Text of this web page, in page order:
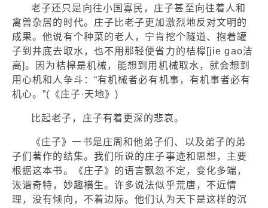
老子还只是向往小国寡民，庄子甚至向往着人和
禽兽杂居的时代。庄子比老子更加激烈地反对文明的
成果。他说有个种菜的老人，宁肯挖个隧道、抱着罐
子到井底去取水，也不用那轻便省力的桔槔[jie gao洁
高]。因为桔槔是机械，能想到用机械取水，就会想到
用心机和人争斗：“有机械者必有机事，有机事者必有
机心。”(《庄子·天地》)
比起老子，庄子有着更深的悲哀。
《庄子》一书是庄周和他弟子们、以及弟子的弟
子们著作的结集。我们所说的庄子事迹和思想，主要
根据这本书。《庄子》的语言飘忽不定，变化多端，
诙谐奇特，妙趣横生。许多说法似乎荒唐，不近情
理，没有倾向，不着边际。他们认为天下是这样的沉